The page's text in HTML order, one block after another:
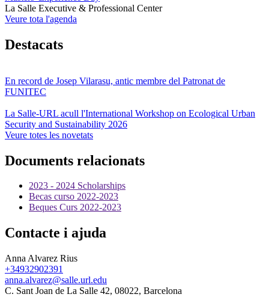
La Salle Executive & Professional Center
Veure tota l'agenda
Destacats
En record de Josep Vilarasu, antic membre del Patronat de
FUNITEC
La Salle-URL acull l'International Workshop on Ecological Urban
Security and Sustainability 2026
Veure totes les novetats
Documents relacionats
2023 - 2024 Scholarships
Becas curso 2022-2023
Beques Curs 2022-2023
Contacte i ajuda
Anna Alvarez Rius
+34932902391
anna.alvarez@salle.url.edu
C. Sant Joan de La Salle 42, 08022, Barcelona